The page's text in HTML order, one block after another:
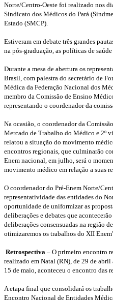
Norte/Centro-Oeste foi realizado nos
Sindicato dos Médicos do Pará
Estado (SMCP).
Estiveram em debate três grandes
na pós-graduação, as políticas de
Durante a mesa de abertura os
Brasil, com palestra do secretário de
Médica da Federação Nacional dos
membro da Comissão de Ensino
representando o coordenador da
Na ocasião, o coordenador da
Mercado de Trabalho do Médico e 2º
relatou a situação do movimento
encontros regionais, que culminarão
Enem nacional, em julho, será o
movimento médico em relação a suas
O coordenador do Pré-Enem Norte/
representatividade das entidades do
oportunidade de uniformizar as
deliberações e debates que
deliberações consensuadas na região
otimizaremos os trabalhos do XII
Retrospectiva – O primeiro encontro
realizado em Natal (RN), de 29 de abril
15 de maio, aconteceu o encontro das
A etapa final que consolidará os
Encontro Nacional de Entidades